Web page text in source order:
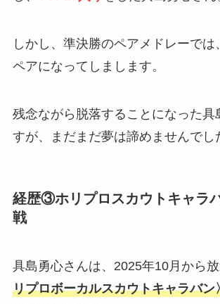
しかし、準決勝のペアメドレーでは、
ペアになってしまします。
残念ながら脱落することになった具
すが、まだまだ夢は諦めませんでし
経歴③ホリプロスカウトキャラ
戦
具島勇心さんは、2025年10月から
リプロボーカルスカウトキャラバン